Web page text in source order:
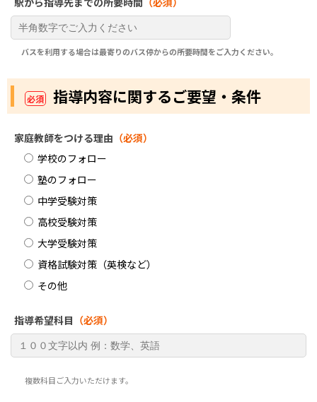
バスを利用する場合は最寄りのバス停からの所要時間をご入力ください。
必須 指導内容に関するご要望・条件
家庭教師をつける理由 （必須）
学校のフォロー
塾のフォロー
中学受験対策
高校受験対策
大学受験対策
資格試験対策（英検など）
その他
指導希望科目 （必須）
複数科目ご入力いただけます。